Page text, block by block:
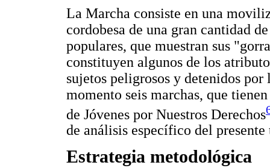
La Marcha consiste en una
cordobesa de una gran cantidad
populares, que muestran sus
constituyen algunos de los
sujetos peligrosos y detenidos
momento seis marchas, que
de Jóvenes por Nuestros Derechos
de análisis específico del presente
Estrategia metodológica